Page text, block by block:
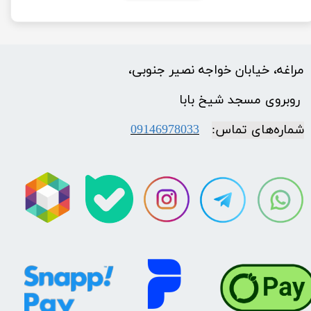
مراغه، خیابان خواجه نصیر جنوبی،
​​​​​​​ روبروی مسجد شیخ بابا
شماره‌‌های تماس:
09146978033